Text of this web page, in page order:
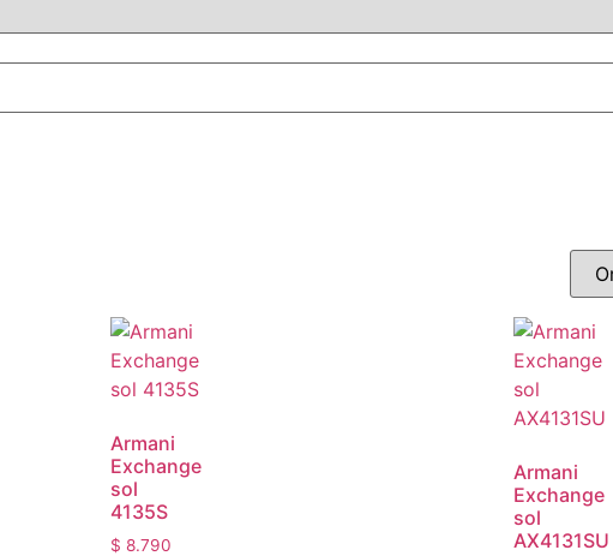
Armani
Exchange
sol
4135S
$ 8.790
Armani
Exchange
sol
AX4131SU